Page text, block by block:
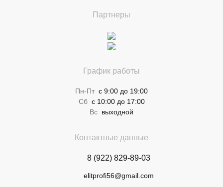
Партнеры
График работы
Пн-Пт с 9:00 до 19:00
Сб с 10:00 до 17:00
Вс выходной
Контактные данные
8 (922) 829-89-03
elitprofi56@gmail.com